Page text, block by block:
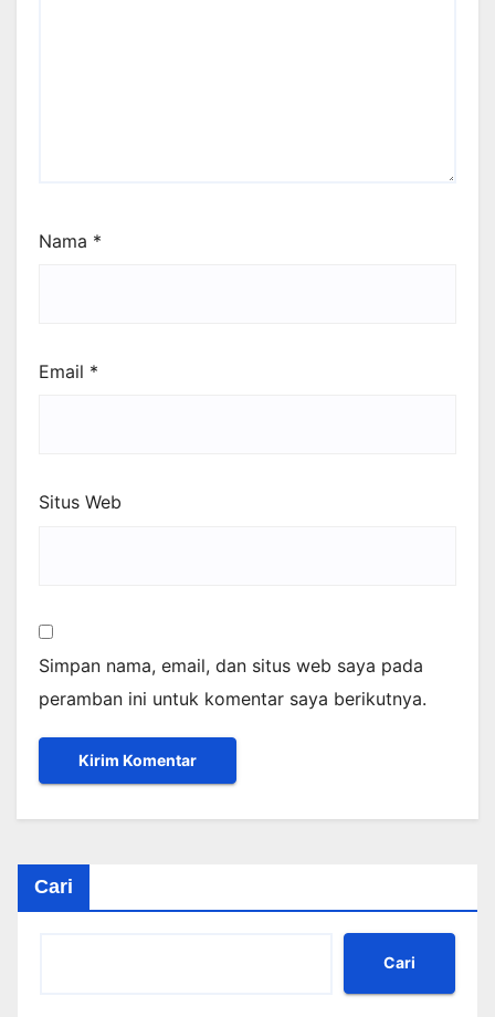
Nama *
Email *
Situs Web
Simpan nama, email, dan situs web saya pada
peramban ini untuk komentar saya berikutnya.
Cari
Cari